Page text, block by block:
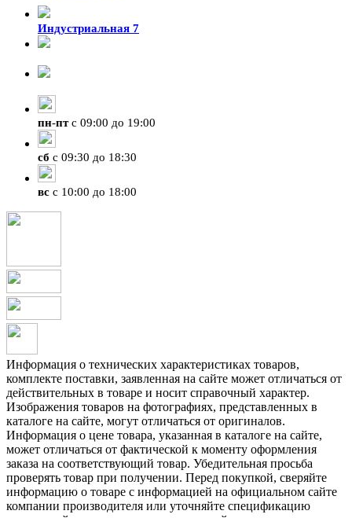
Индустриальная 7
пн-птс 09:00 до 19:00
сб с 09:30 до 18:30
вс с 10:00 до 18:00
Информация о технических характеристиках товаров,
комплекте поставки, заявленная на сайте может отличаться от
действительных в товаре и носит справочный характер.
Изображения товаров на фотографиях, представленных в
каталоге на сайте, могут отличаться от оригиналов.
Информация о цене товара, указанная в каталоге на сайте,
может отличаться от фактической к моменту оформления
заказа на соответствующий товар. Убедительная просьба
проверять товар при получении. Перед покупкой, сверяйте
информацию о товаре с информацией на официальном сайте
компании производителя или уточняйте спецификацию